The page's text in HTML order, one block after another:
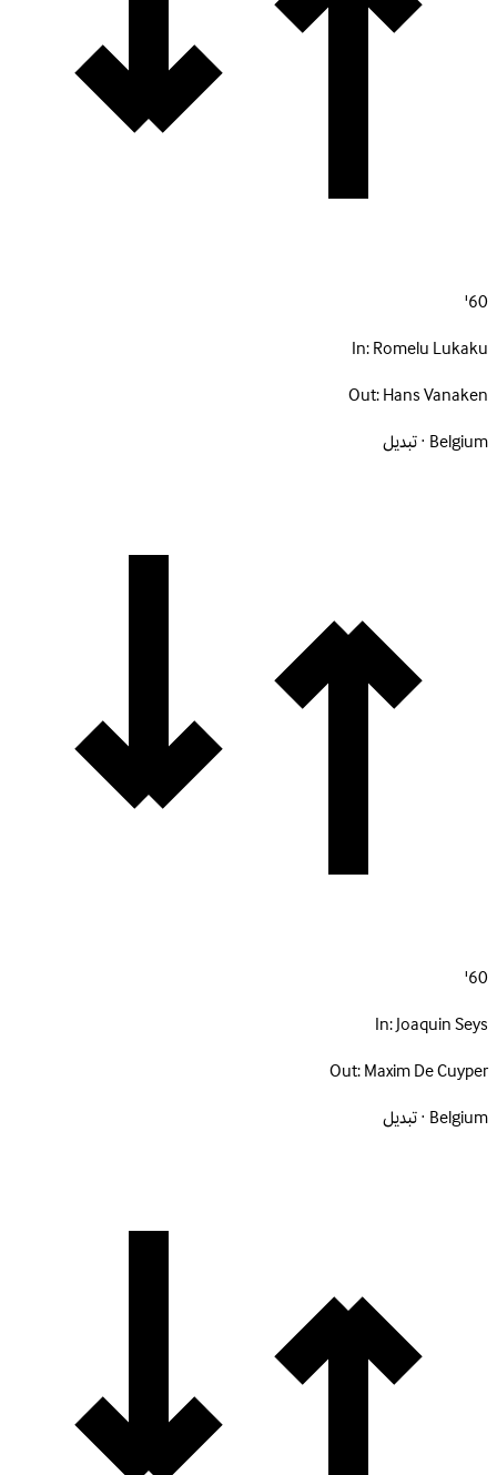
60'
In:Romelu Lukaku
Out:Hans Vanaken
Belgium · تبديل
60'
In:Joaquin Seys
Out:Maxim De Cuyper
Belgium · تبديل